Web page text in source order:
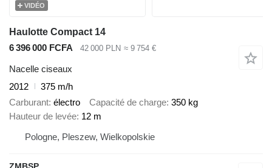
VIDÉO
Haulotte Compact 14
6 396 000 FCFA
42 000 PLN ≈ 9 754 €
Nacelle ciseaux
2012
375 m/h
Carburant électro Capacité de charge 350 kg
Hauteur de levée 12 m
Pologne, Pleszew, Wielkopolskie